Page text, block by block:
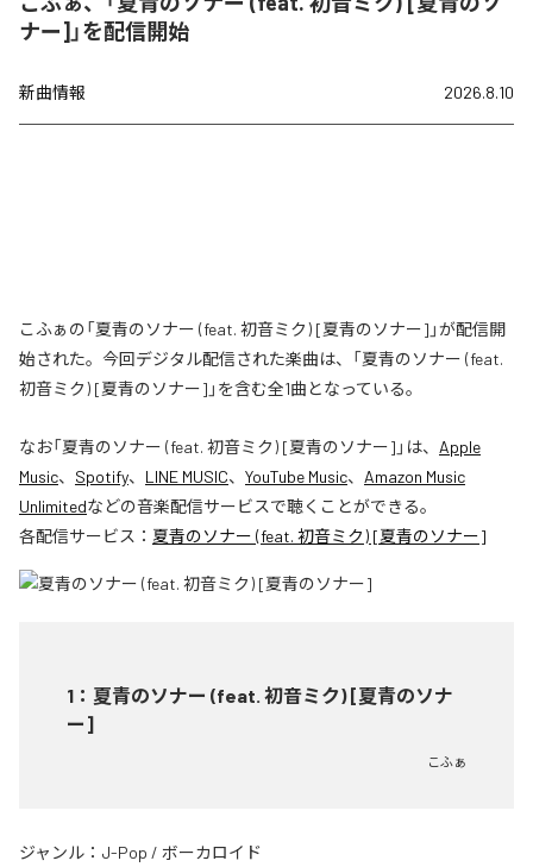
ナー]」を配信開始
新曲情報 2026.8.10
こふぁの「夏青のソナー (feat. 初音ミク) [夏青のソナー]」が配信開
始された。今回デジタル配信された楽曲は、「夏青のソナー (feat.
初音ミク) [夏青のソナー]」を含む全1曲となっている。
なお「夏青のソナー (feat. 初音ミク) [夏青のソナー] 」は、 Apple
Music、 Spotify、 LINE MUSIC、 YouTube Music、 Amazon Music
Unlimitedなどの音楽配信サービスで聴くことができる。
各配信サービス： 夏青のソナー (feat. 初音ミク) [夏青のソナー]
1 ： 夏青のソナー (feat. 初音ミク) [夏青のソナ
ー]
こふぁ
ジャンル： J-Pop / ボーカロイド